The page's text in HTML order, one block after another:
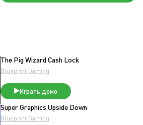
The Pig Wizard Cash Lock
Blueprint Gaming
Играть демо
Super Graphics Upside Down
Blueprint Gaming